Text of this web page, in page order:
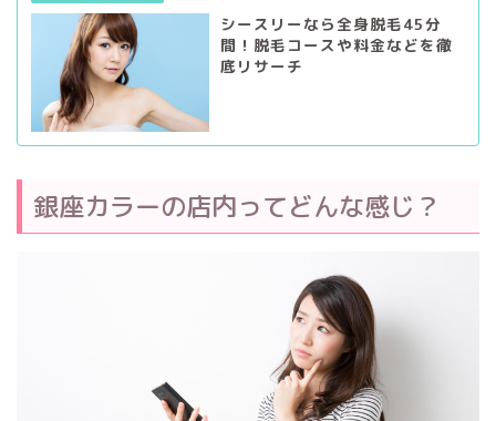
シースリーなら全身脱毛45分
間！脱毛コースや料金などを徹
底リサーチ
銀座カラーの店内ってどんな感じ？